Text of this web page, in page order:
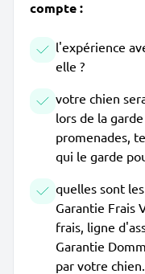
compte :
l'expérience
elle ?
votre chien
lors de la
promenades,
qui le garde
quelles sont
Garantie Frais
frais, ligne
Garantie
par votre